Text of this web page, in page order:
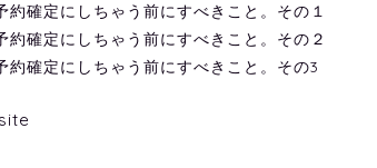
約確定にしちゃう前にすべきこと。その１
約確定にしちゃう前にすべきこと。その２
約確定にしちゃう前にすべきこと。その3